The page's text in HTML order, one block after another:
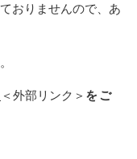
おりませんので、あ
＜外部リンク＞ をご